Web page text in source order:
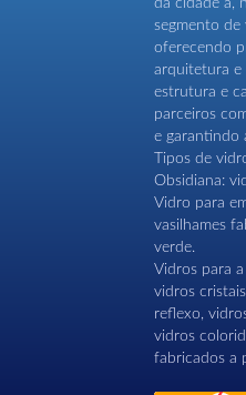
da cidade a,
segmento de
oferecendo
arquitetura e
estrutura e
parceiros
e garantindo
Tipos de
Obsidiana:
Vidro para
vasilhames
verde.
Vidros para
vidros
reflexo,
vidros
fabricados a